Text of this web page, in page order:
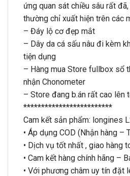
ứng quan sát chiều sâu rất
thường chỉ xuất hiện trên các
– Đáy lộ cơ đẹp mắt
– Dây da cá sấu nâu đi kèm
tiện dụng
– Hàng mua Store fullbox sổ
nhận Chonometer
– Store đang b.án rất cao lên
*************************
Cam kết sản phẩm: longines
• Áp dụng COD (Nhận hàng –
• Dịch vụ tốt nhất , giao hàng
• Cam kết hàng chính hãng –
• Với phương châm uy tín đặt